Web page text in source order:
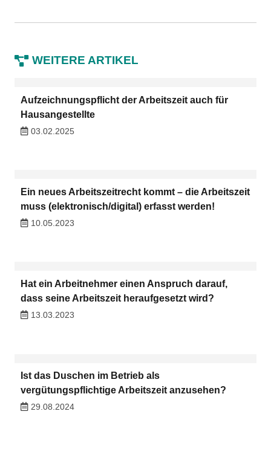
WEITERE ARTIKEL
Aufzeichnungspflicht der Arbeitszeit auch für
Hausangestellte
03.02.2025
Ein neues Arbeitszeitrecht kommt – die Arbeitszeit
muss (elektronisch/digital) erfasst werden!
10.05.2023
Hat ein Arbeitnehmer einen Anspruch darauf,
dass seine Arbeitszeit heraufgesetzt wird?
13.03.2023
Ist das Duschen im Betrieb als
vergütungspflichtige Arbeitszeit anzusehen?
29.08.2024